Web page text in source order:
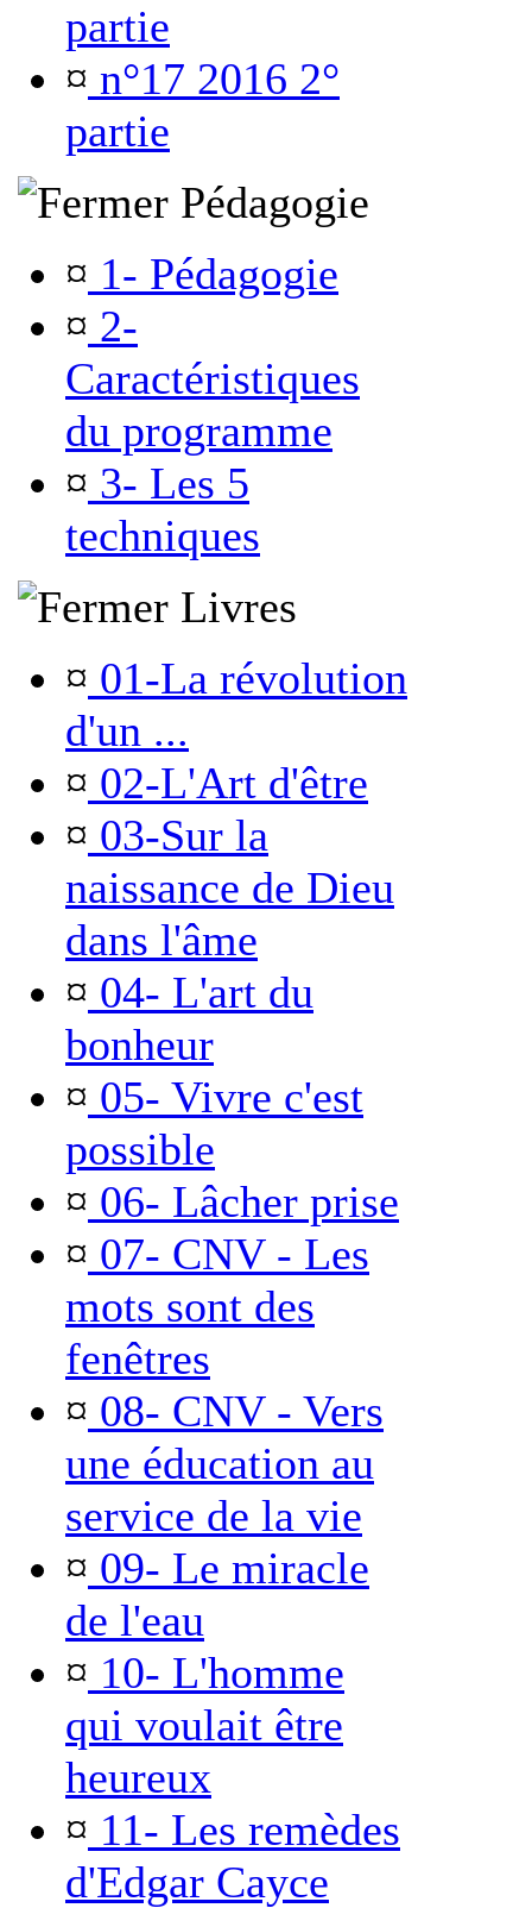
partie
¤ n°17 2016 2°
partie
Pédagogie
¤ 1- Pédagogie
¤ 2-
Caractéristiques
du programme
¤ 3- Les 5
techniques
Livres
¤ 01-La révolution
d'un ...
¤ 02-L'Art d'être
¤ 03-Sur la
naissance de Dieu
dans l'âme
¤ 04- L'art du
bonheur
¤ 05- Vivre c'est
possible
¤ 06- Lâcher prise
¤ 07- CNV - Les
mots sont des
fenêtres
¤ 08- CNV - Vers
une éducation au
service de la vie
¤ 09- Le miracle
de l'eau
¤ 10- L'homme
qui voulait être
heureux
¤ 11- Les remèdes
d'Edgar Cayce